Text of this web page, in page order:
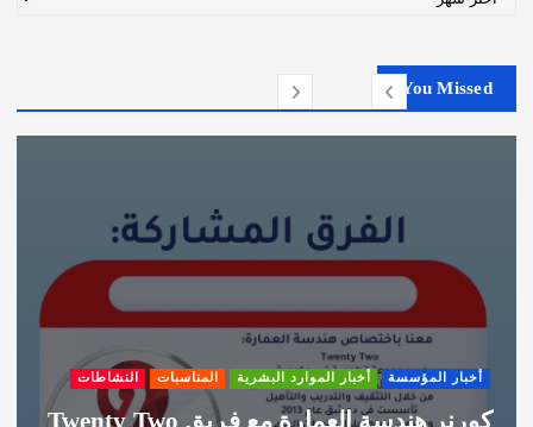
You Missed
أخبار المؤسسة أخبار الموارد البشرية المناسبات النشاطات
كورنر هندسة العمارة مع فريق Twenty Two